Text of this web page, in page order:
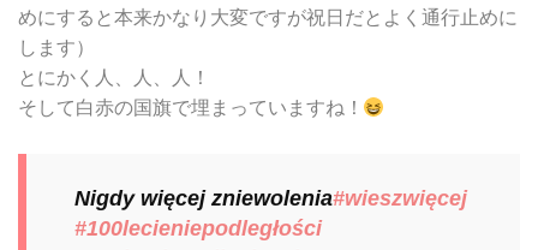
めにすると本来かなり大変ですが祝日だとよく通行止めに
します）
とにかく人、人、人！
そして白赤の国旗で埋まっていますね！
Nigdy więcej zniewolenia#wieszwięcej
#100lecieniepodległości